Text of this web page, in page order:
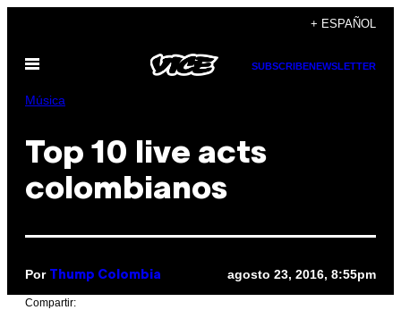
contenido
+ ESPAÑOL
Abrir
SUBSCRIBENEWSLETTER
Música
Top 10 live acts
colombianos
Por Thump Colombia agosto 23, 2016, 8:55pm
Compartir: